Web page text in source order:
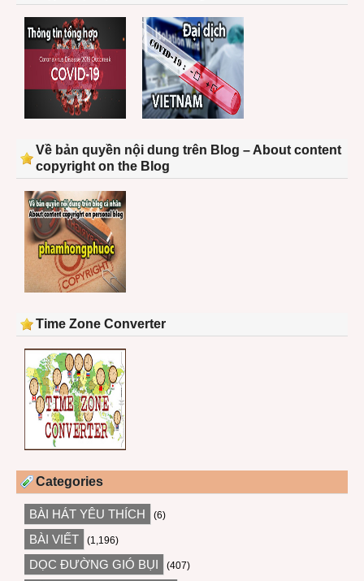
Về bản quyền nội dung trên Blog – About content
copyright on the Blog
Time Zone Converter
Categories
BÀI HÁT YÊU THÍCH (6)
BÀI VIẾT (1,196)
DỌC ĐƯỜNG GIÓ BỤI (407)